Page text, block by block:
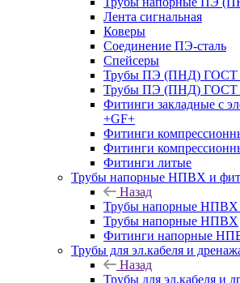
Лента сигнальная
Коверы
Соединение ПЭ-сталь
Спейсеры
Трубы ПЭ (ПНД) ГОСТ
Трубы ПЭ (ПНД) ГОСТ Р
Фитинги закладные с
+GF+
Фитинги
Фитинги
Фитинги литые
Трубы напорные НПВХ и
Назад
Трубы напорные НПВХ
Трубы напорные НПВХ
Фитинги напорные
Трубы для эл.кабеля и
Назад
Трубы для эл.кабеля и